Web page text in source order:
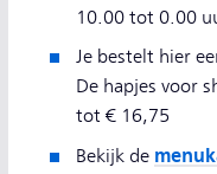
10.00 tot 0.00
Je bestelt hier
De hapjes voor
tot € 16,75
Bekijk de